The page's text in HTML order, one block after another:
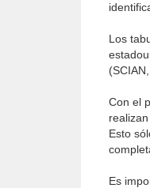
Los
Con el
Esto
Es